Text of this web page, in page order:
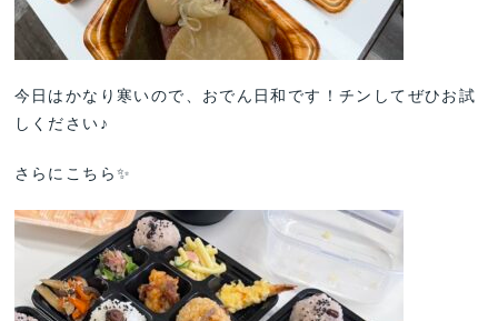
今日はかなり寒いので、おでん日和です！チンしてぜひお試
しください♪
さらにこちら✨